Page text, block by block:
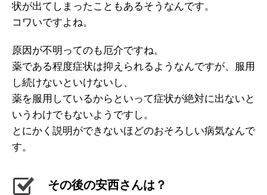
状が出てしまったこともあるそうなんです。
コワいですよね。
原因が不明ってのも厄介ですね。
薬である程度症状は抑えられるようなんですが、服用
し続けないといけないし、
薬を服用しているからといって症状が絶対に出ないと
いうわけでもないようですし。
とにかく説明ができないほどのおそろしい病気なんで
す。
その後の安西さんは？